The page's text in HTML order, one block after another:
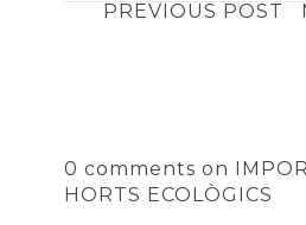
PREVIOUS POST
0 comments on
HORTS ECOLÒGICS